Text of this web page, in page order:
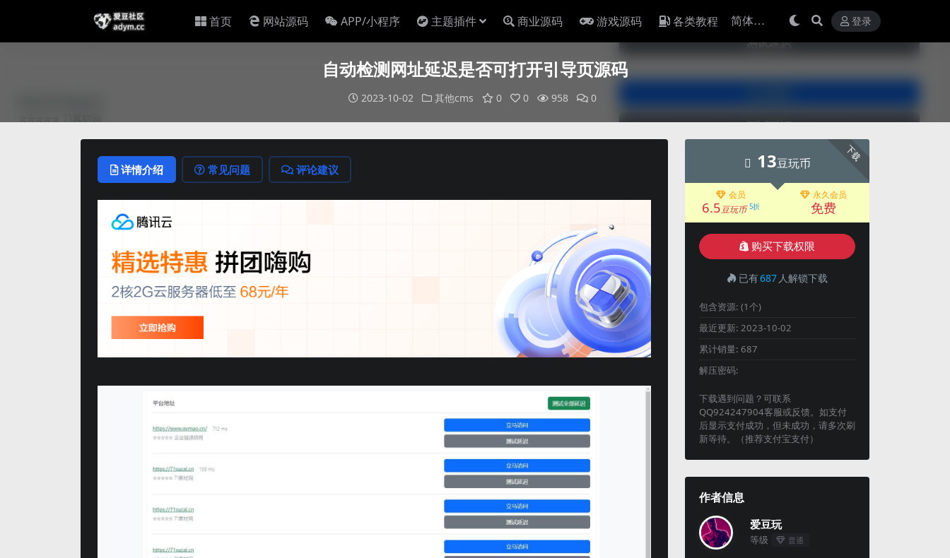
首页 网站源码 APP/小程序 主题插件 商业源码 游戏源码 各类教程 登录
自动检测网址延迟是否可打开引导页源码
2023-10-02 其他cms 0 0 958 0
详情介绍 常见问题 评论建议
下载
13豆玩币
会员
6.5豆玩币 5折
永久会员
免费
购买下载权限
已有687 人解锁下载
包含资源: (1个)
最近更新: 2023-10-02
累计销量: 687
解压密码:
下载遇到问题？可联系
QQ924247904客服或反馈。如支付
后显示支付成功，但未成功，请多次刷
新等待。（推荐支付宝支付）
作者信息
爱豆玩
等级 普通